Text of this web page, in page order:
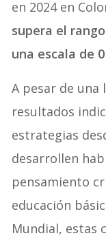
en 2024 en
supera el
una escala de
A pesar de una
resultados
estrategias
desarrollen
pensamiento
educación
Mundial, estas